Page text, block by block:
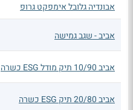
אבונדיה גלובל אימפקט גרופ
אביב - שגב גמישה
אביב 10/90 תיק מודל ESG כשרה
אביב 20/80 תיק ESG כשרה